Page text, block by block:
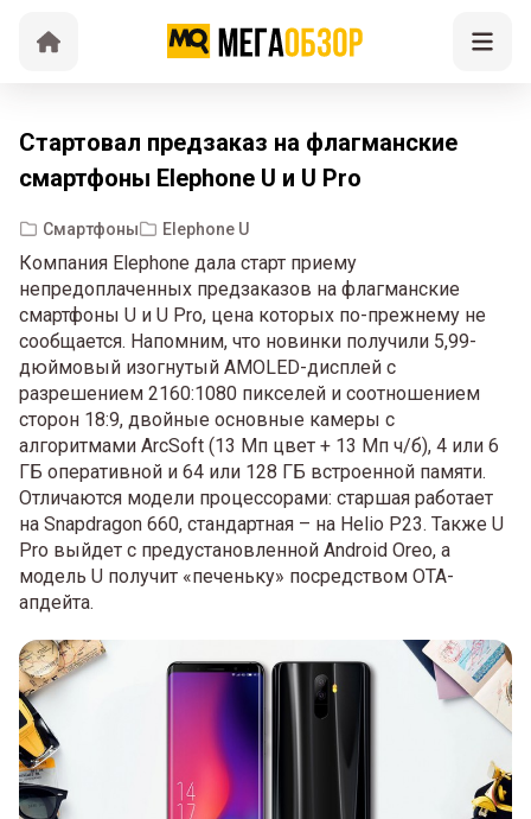
Стартовал предзаказ на флагманские
смартфоны Elephone U и U Pro
Смартфоны Elephone U
Компания Elephone дала старт приему
непредоплаченных предзаказов на флагманские
смартфоны U и U Pro, цена которых по-прежнему не
сообщается. Напомним, что новинки получили 5,99-
дюймовый изогнутый AMOLED-дисплей с
разрешением 2160:1080 пикселей и соотношением
сторон 18:9, двойные основные камеры с
алгоритмами ArcSoft (13 Мп цвет + 13 Мп ч/б), 4 или 6
ГБ оперативной и 64 или 128 ГБ встроенной памяти.
Отличаются модели процессорами: старшая работает
на Snapdragon 660, стандартная – на Helio P23. Также U
Pro выйдет с предустановленной Android Oreo, а
модель U получит «печеньку» посредством OTA-
апдейта.